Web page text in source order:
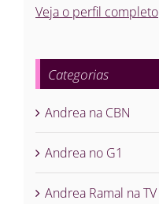
Veja o perfil completo
Categorias
Andrea na CBN
Andrea no G1
Andrea Ramal na TV